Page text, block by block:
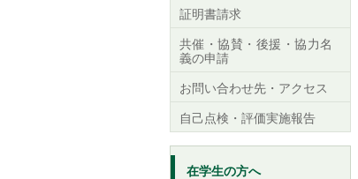
証明書請求
共催・協賛・後援・協力名
義の申請
お問い合わせ先・アクセス
自己点検・評価実施報告
在学生の方へ